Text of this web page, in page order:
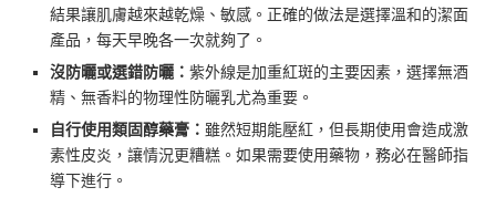
結果讓肌膚越來越乾燥、敏感。正確的做法是選擇溫和的潔面
產品，每天早晚各一次就夠了。
沒防曬或選錯防曬： 紫外線是加重紅斑的主要因素，選擇無酒
精、無香料的物理性防曬乳尤為重要。
自行使用類固醇藥膏： 雖然短期能壓紅，但長期使用會造成激
素性皮炎，讓情況更糟糕。如果需要使用藥物，務必在醫師指
導下進行。